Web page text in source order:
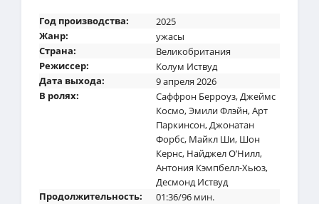
Год производства:
2025
Жанр:
ужасы
Страна:
Великобритания
Режиссер:
Колум Иствуд
Дата выхода:
9 апреля 2026
В ролях:
Саффрон Берроуз, Джеймс
Космо,Эмили Флэйн,Арт
Паркинсон, Джонатан
Форбс, Майкл Ши, Шон
Кернс, Найджел О’Нилл,
Антония Кэмпбелл-Хьюз,
Десмонд Иствуд
Продолжительность:
01:36/96 мин.